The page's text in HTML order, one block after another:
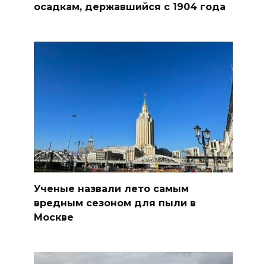
осадкам, державшийся с 1904 года
Ученые назвали лето самым
вредным сезоном для пыли в
Москве